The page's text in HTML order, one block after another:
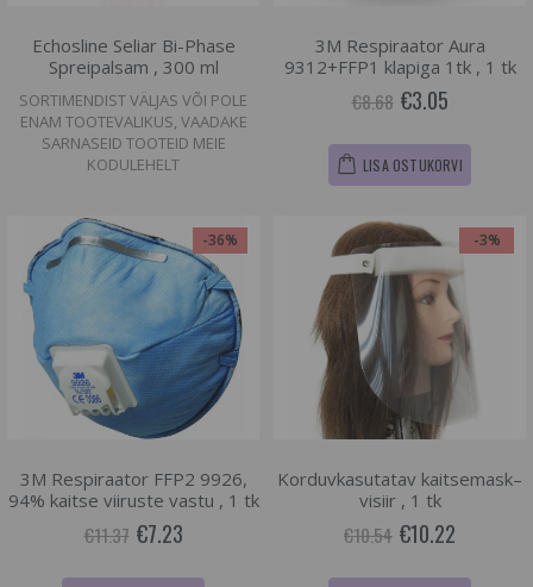
Echosline Seliar Bi-Phase
Spreipalsam , 300 ml
SORTIMENDIST VÄLJAS VÕI POLE
ENAM TOOTEVALIKUS, VAADAKE
SARNASEID TOOTEID MEIE
KODULEHELT
3M Respiraator Aura
9312+FFP1 klapiga 1tk , 1 tk
€8.68 €3.05
LISA OSTUKORVI
-36%
3M Respiraator FFP2 9926,
94% kaitse viiruste vastu , 1 tk
€11.37 €7.23
-3%
Korduvkasutatav kaitsemask–
visiir , 1 tk
€10.54 €10.22